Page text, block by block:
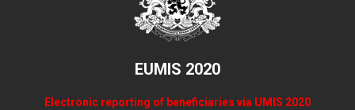
EUMIS 2020
Electronic reporting of beneficiaries via UMIS 2020